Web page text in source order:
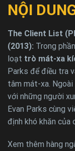
NỘI
The Client List
(2013): Trong
loạt trò mát-xa
Parks để điều tra
tâm mát-xa. Ngoài
với những người
Evan Parks cùng
định khó khăn của
Xem thêm hàng